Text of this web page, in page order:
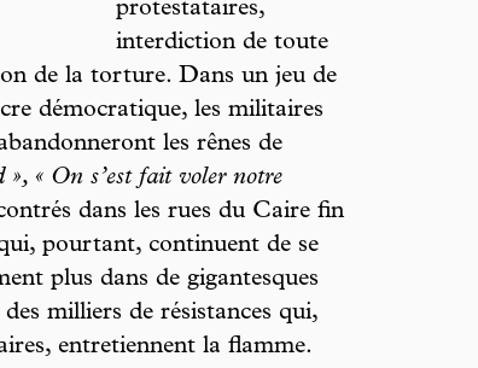
protestataires,
interdiction de toute
de la torture. Dans un jeu de
démocratique, les militaires
les rênes de
», « On s’est fait voler notre
dans les rues du Caire fin
pourtant, continuent de se
plus dans de gigantesques
milliers de résistances qui,
entretiennent la flamme.